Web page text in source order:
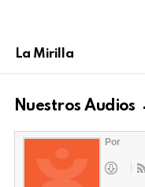
La Mirilla
Nuestros Audios